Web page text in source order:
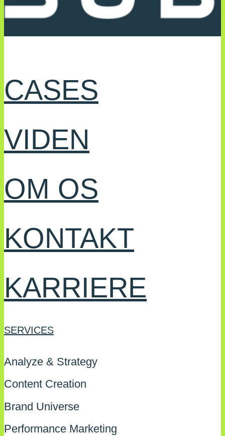
CASES
VIDEN
OM OS
KONTAKT
KARRIERE
SERVICES
Analyze & Strategy
Content Creation
Brand Universe
Performance Marketing